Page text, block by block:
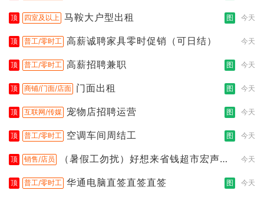
顶 四室及以上 马鞍大户型出租 图 今天
顶 普工/零时工 高薪诚聘家具零时促销（可日结） 今天
顶 普工/零时工 高薪招聘兼职 图 今天
顶 商铺/门面/店面 门面出租 图 今天
顶 互联网/传媒 宠物店招聘运营 图 今天
顶 普工/零时工 空调车间周结工 图 今天
顶 销售/店员
（暑假工勿扰）好想来省钱超市宏声桥
今天
顶 普工/零时工 华通电脑直签直签直签 图 今天